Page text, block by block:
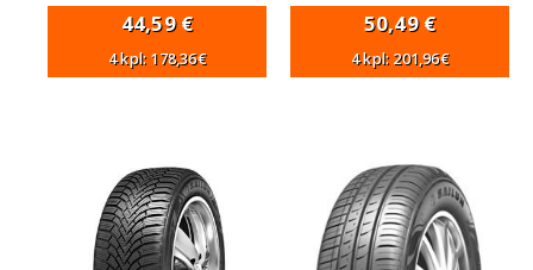
44,59€
4 kpl: 178,36€
50,49€
4 kpl: 201,96€